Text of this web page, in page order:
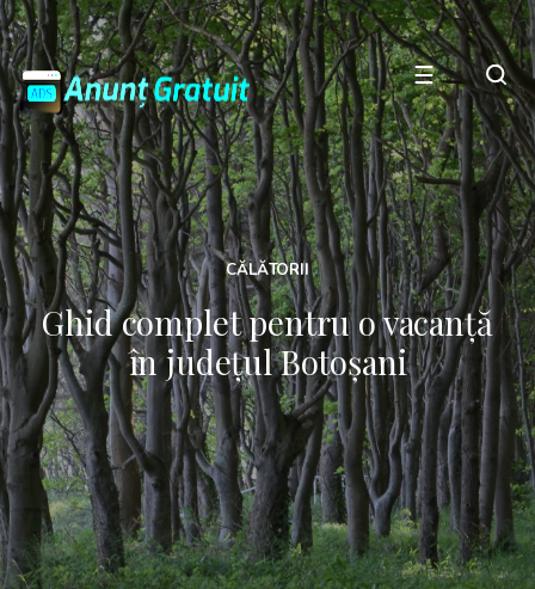
☰
CĂLĂTORII
Ghid complet pentru o vacanță
în județul Botoșani